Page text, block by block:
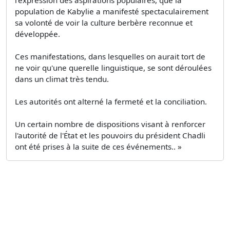
population de Kabylie a manifesté spectaculairement
sa volonté de voir la culture berbère reconnue et
développée.
Ces manifestations, dans lesquelles on aurait tort de
ne voir qu'une querelle linguistique, se sont déroulées
dans un climat très tendu.
Les autorités ont alterné la fermeté et la conciliation.
Un certain nombre de dispositions visant à renforcer
l'autorité de l'État et les pouvoirs du président Chadli
ont été prises à la suite de ces événements.. »